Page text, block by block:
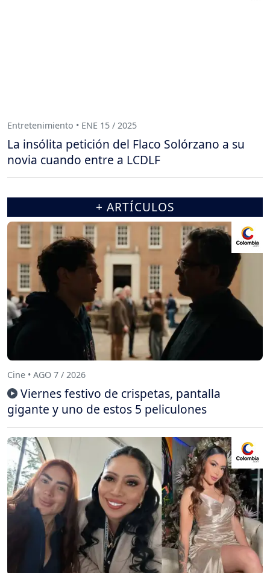
Entretenimiento • ENE 15 / 2025
La insólita petición del Flaco Solórzano a su
novia cuando entre a LCDLF
+ ARTÍCULOS
Cine • AGO 7 / 2026
Viernes festivo de crispetas, pantalla
gigante y uno de estos 5 peliculones